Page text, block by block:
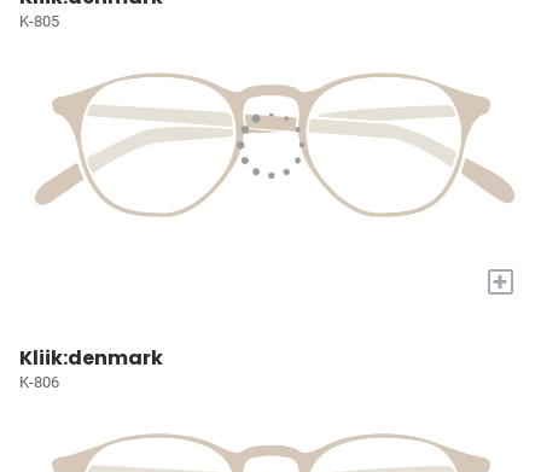
K-805
+
Kliik:denmark
K-806